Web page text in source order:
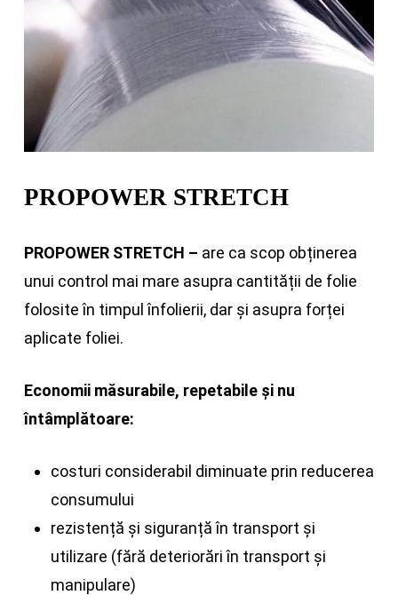
PROPOWER STRETCH
PROPOWER STRETCH – are ca scop obținerea
unui control mai mare asupra cantității de folie
folosite în timpul înfolierii, dar și asupra forței
aplicate foliei.
Economii măsurabile, repetabile și nu
întâmplătoare:
costuri considerabil diminuate prin reducerea
consumului
rezistență și siguranță în transport și
utilizare (fără deteriorări în transport și
manipulare)